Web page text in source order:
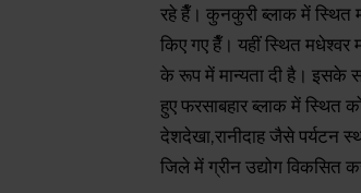
रहे हैँ। कुनकुरी ब्लाक में स्थित
किए गए हैँ। यहीं स्थित मधेश्वर
के रूप में मान्यता दी है। इसके
हुए फरसाबहार ब्लाक में स्थित
देशदेखा,रानीदाह जैसे पर्यटन
जिले में ग्रीन उद्योग विकसित